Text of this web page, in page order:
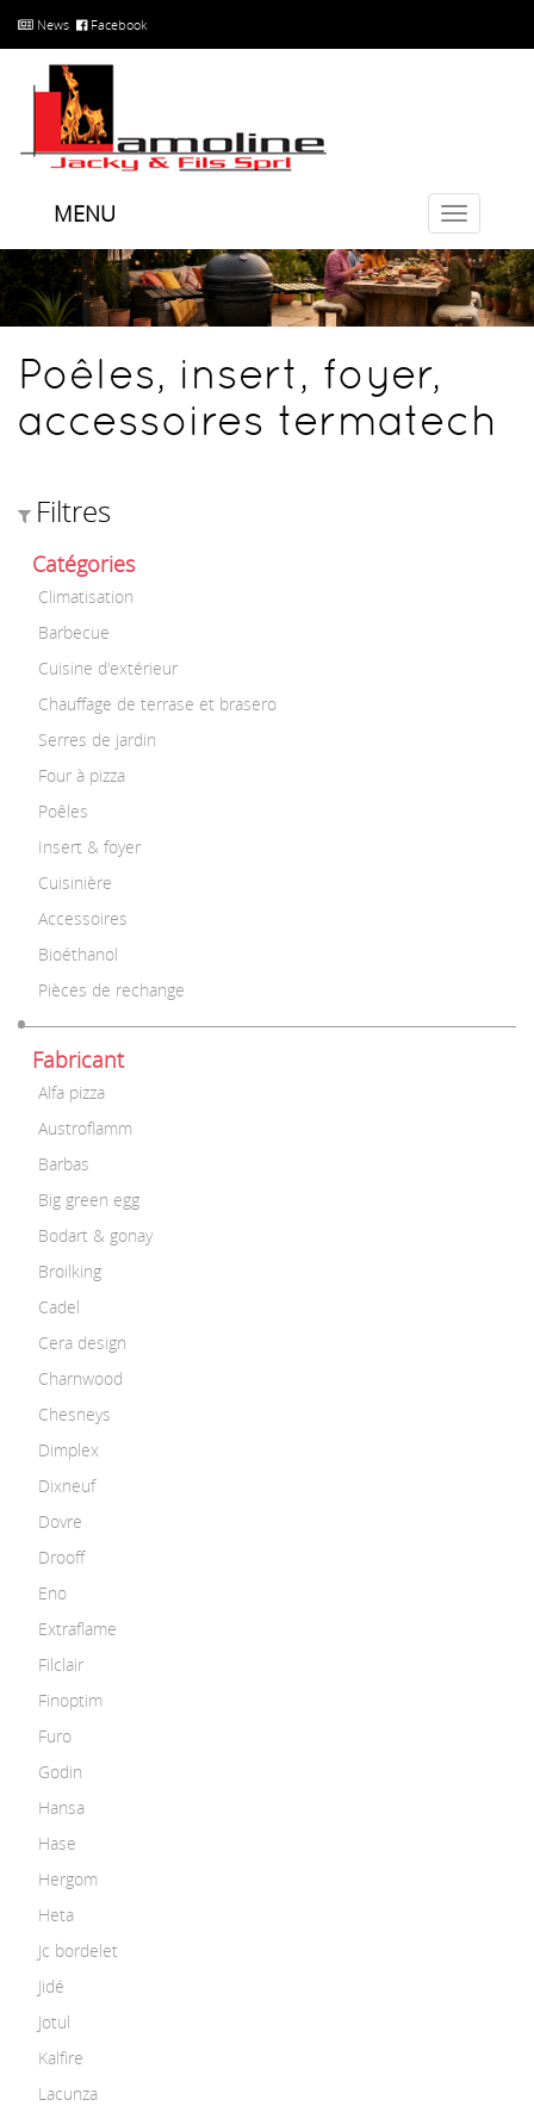
News Facebook
Toggle
MENU
Poêles, insert, foyer,
accessoires termatech
Filtres
Catégories
Climatisation
Barbecue
Cuisine d'extérieur
Chauffage de terrase et brasero
Serres de jardin
Four à pizza
Poêles
Insert & foyer
Cuisinière
Accessoires
Bioéthanol
Pièces de rechange
Fabricant
Alfa pizza
Austroflamm
Barbas
Big green egg
Bodart & gonay
Broilking
Cadel
Cera design
Charnwood
Chesneys
Dimplex
Dixneuf
Dovre
Drooff
Eno
Extraflame
Filclair
Finoptim
Furo
Godin
Hansa
Hase
Hergom
Heta
Jc bordelet
Jidé
Jotul
Kalfire
Lacunza